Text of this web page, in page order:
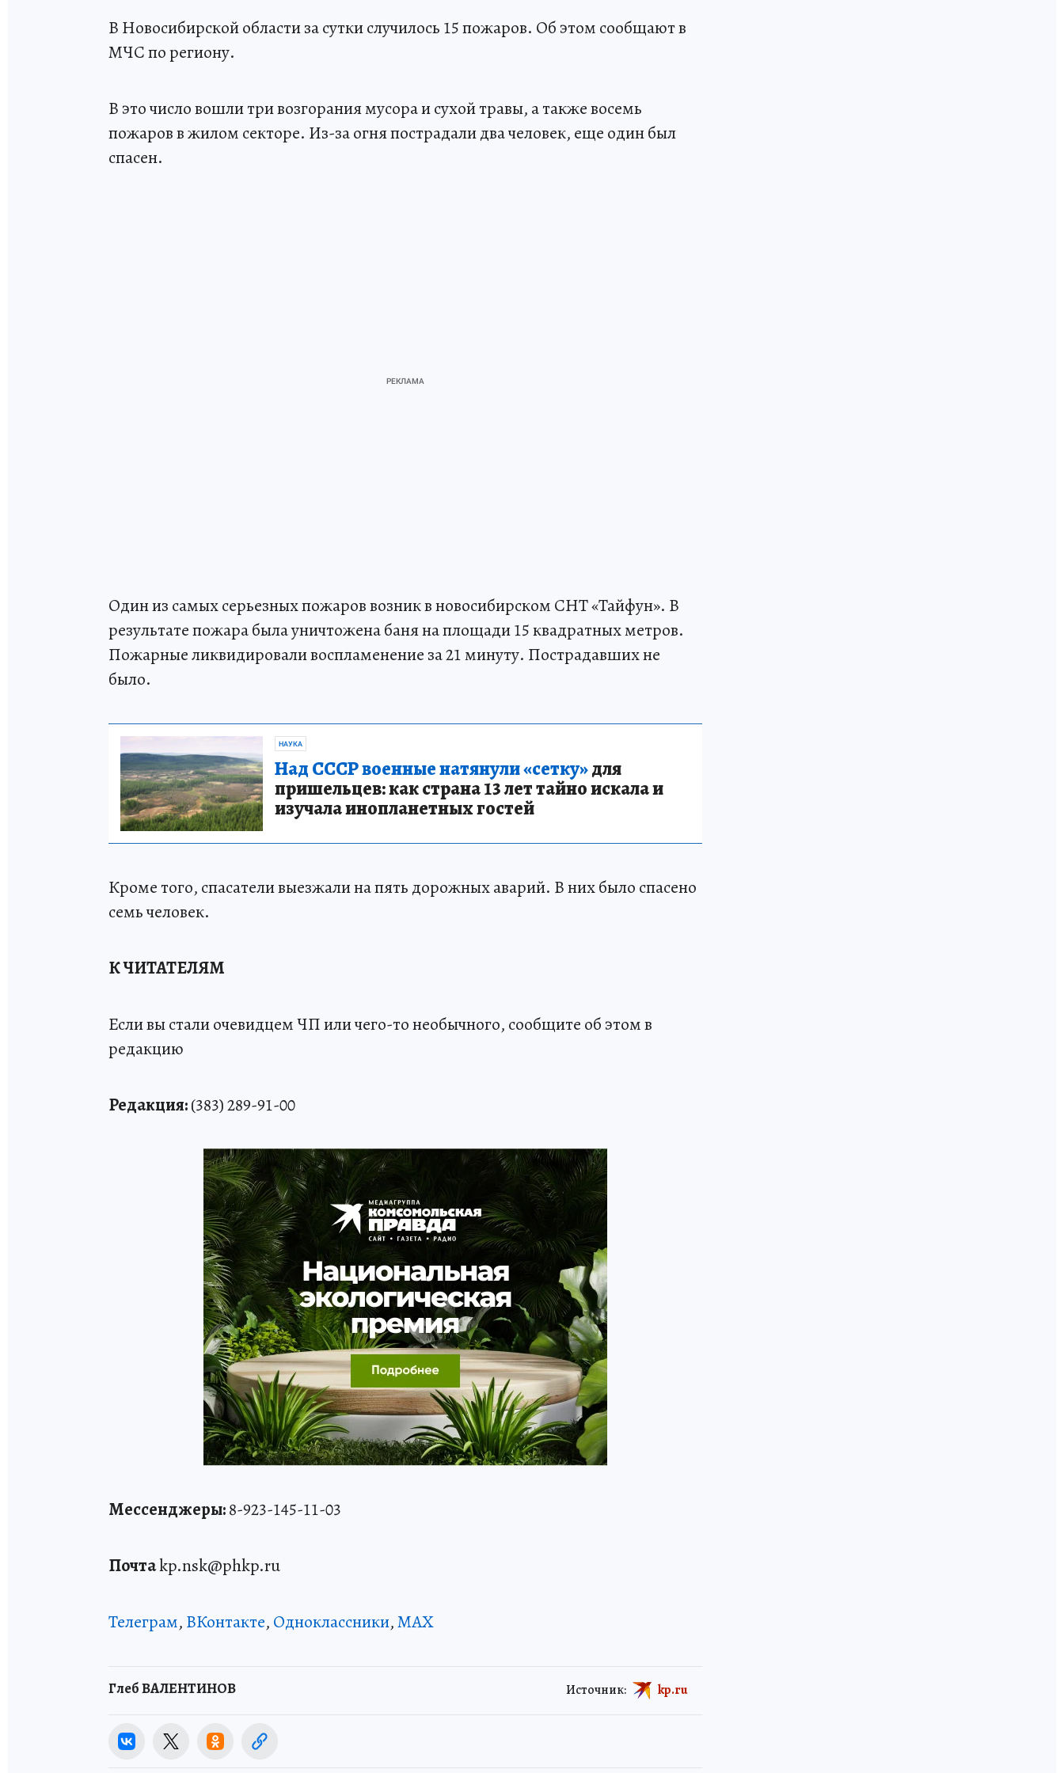
В Новосибирской области за сутки случилось 15 пожаров. Об этом сообщают в
МЧС по региону.
В это число вошли три возгорания мусора и сухой травы, а также восемь
пожаров в жилом секторе. Из-за огня пострадали два человек, еще один был
спасен.
Один из самых серьезных пожаров возник в новосибирском СНТ «Тайфун». В
результате пожара была уничтожена баня на площади 15 квадратных метров.
Пожарные ликвидировали воспламенение за 21 минуту. Пострадавших не
было.
НАУКА
Над СССР военные натянули «сетку»для
пришельцев: как страна 13 лет тайно искала и
изучала инопланетных гостей
Кроме того, спасатели выезжали на пять дорожных аварий. В них было спасено
семь человек.
К ЧИТАТЕЛЯМ
Если вы стали очевидцем ЧП или чего-то необычного, сообщите об этом в
редакцию
Редакция:(383) 289-91-00
Мессенджеры:8-923-145-11-03
Почтаkp.nsk@phkp.ru
Телеграм, ВКонтакте, Одноклассники,MAX
Глеб ВАЛЕНТИНОВ Источник: kp.ru